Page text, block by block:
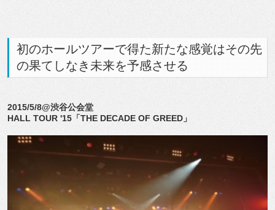
初のホールツアーで得た新たな感覚はその先
の果てしなき未来を予感させる
2015/5/8@渋谷公会堂
HALL TOUR '15「THE DECADE OF GREED」